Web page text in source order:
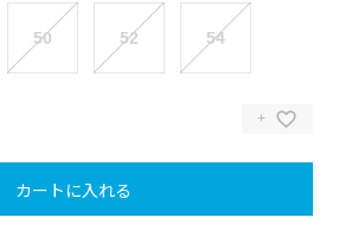
50 52 54
カートに入れる